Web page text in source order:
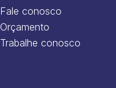
Fale conosco
Orçamento
Trabalhe conosco